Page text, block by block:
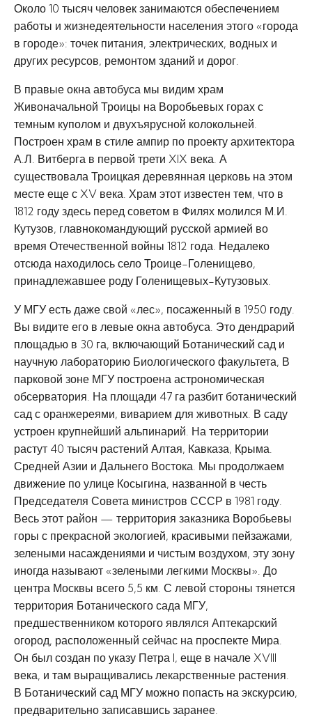
Около 10 тысяч человек занимаются обеспечением
работы и жизнедеятельности населения этого «города
в городе»: точек питания, электрических, водных и
других ресурсов, ремонтом зданий и дорог.
В правые окна автобуса мы видим храм
Живоначальной Троицы на Воробьевых горах с
темным куполом и двухъярусной колокольней.
Построен храм в стиле ампир по проекту архитектора
А.Л. Витберга в первой трети XIX века. А
существовала Троицкая деревянная церковь на этом
месте еще с XV века. Храм этот известен тем, что в
1812 году здесь перед советом в Филях молился М.И.
Кутузов, главнокомандующий русской армией во
время Отечественной войны 1812 года. Недалеко
отсюда находилось село Троице-Голенищево,
принадлежавшее роду Голенищевых-Кутузовых.
У МГУ есть даже свой «лес», посаженный в 1950 году.
Вы видите его в левые окна автобуса. Это дендрарий
площадью в 30 га, включающий Ботанический сад и
научную лабораторию Биологического факультета, В
парковой зоне МГУ построена астрономическая
обсерватория. На площади 47 га разбит ботанический
сад с оранжереями, виварием для животных. В саду
устроен крупнейший альпинарий. На территории
растут 40 тысяч растений Алтая, Кавказа, Крыма.
Средней Азии и Дальнего Востока. Мы продолжаем
движение по улице Косыгина, названной в честь
Председателя Совета министров СССР в 1981 году.
Весь этот район — территория заказника Воробьевы
горы с прекрасной экологией, красивыми пейзажами,
зелеными насаждениями и чистым воздухом, эту зону
иногда называют «зелеными легкими Москвы». До
центра Москвы всего 5,5 км. С левой стороны тянется
территория Ботанического сада МГУ,
предшественником которого являлся Аптекарский
огород, расположенный сейчас на проспекте Мира.
Он был создан по указу Петра I, еще в начале XVIII
века, и там выращивались лекарственные растения.
В Ботанический сад МГУ можно попасть на экскурсию,
предварительно записавшись заранее.